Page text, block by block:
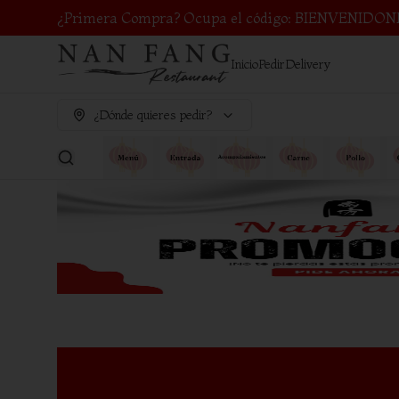
¿Primera Compra? Ocupa el código:
InicioPedirDelivery
¿Dónde quieres pedir?